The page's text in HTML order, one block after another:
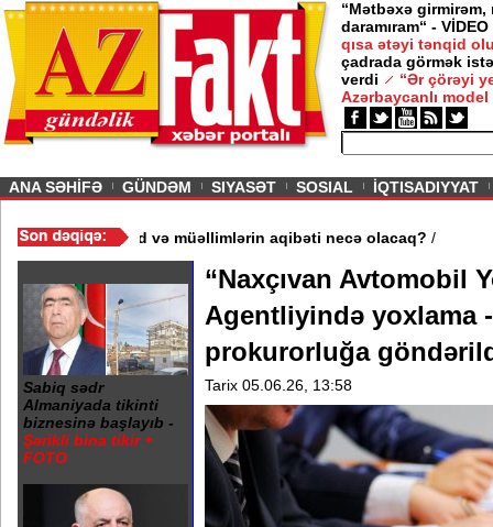
“Mətbəxə girmirəm,
daramıram“ - VİDEO
qısa ətəyi tənqid
çadrada görmək
verdi
“Ər çörəyi
Azərbaycanlı model
ANA SƏHİFƏ GÜNDƏM SIYASƏT SOSIAL İQTISADIYYAT
bağlandı - Şagird və müəllimlərin aqibəti necə olacaq?
Sabiq sədr
Almaniyada tikinti
biznesinə başlayıb -
Şərikli bina tikir +
FOTO
“Naxçıvan Avtomobil
Agentliyində yoxlama
prokurorluğa
Tarix 05.06.26, 13:58